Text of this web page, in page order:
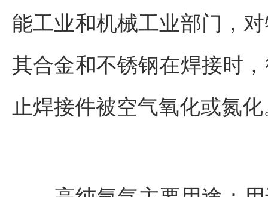
能工业和机械工业部门，
其合金和不锈钢在焊接时
止焊接件被空气氧化或氮